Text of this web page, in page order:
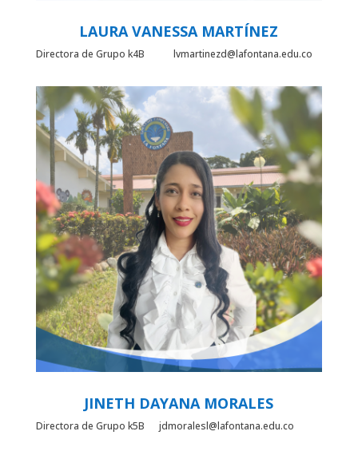
LAURA VANESSA MARTÍNEZ
Directora de Grupo k4B lvmartinezd@lafontana.edu.co
JINETH DAYANA MORALES
Directora de Grupo k5B jdmoralesl@lafontana.edu.co